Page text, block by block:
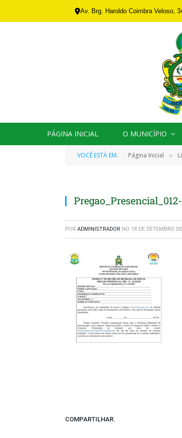
Av. Brg. Haroldo Coimbra Veloso,
PÁGINA INICIAL O MUNICÍPIO
VOCÊ ESTÁ EM: Página Inicial »
POR ADMINISTRADOR NO 18 DE SETEMBRO
COMPARTILHAR.